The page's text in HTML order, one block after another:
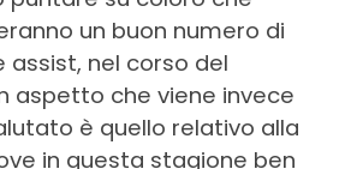
un buon numero di
assist, nel corso del
aspetto che viene invece
è quello relativo alla
in questa stagione ben